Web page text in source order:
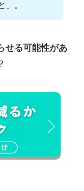
」。
せる可能性があ